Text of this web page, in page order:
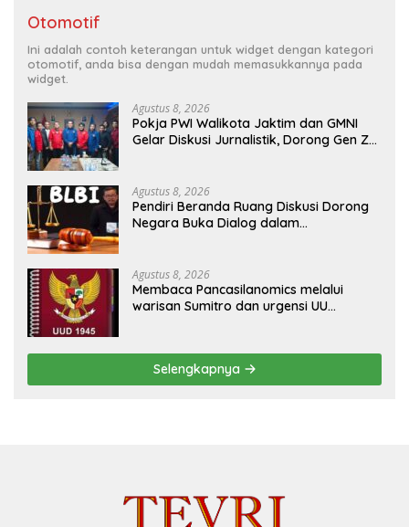
Otomotif
Ini adalah contoh keterangan untuk widget dengan kategori
otomotif, anda bisa dengan mudah memasukkannya pada
widget.
Agustus 8, 2026
Pokja PWI Walikota Jaktim dan GMNI
Gelar Diskusi Jurnalistik, Dorong Gen Z
Agustus 8, 2026
Pendiri Beranda Ruang Diskusi Dorong
Negara Buka Dialog dalam
Agustus 8, 2026
Membaca Pancasilanomics melalui
warisan Sumitro dan urgensi UU
Selengkapnya